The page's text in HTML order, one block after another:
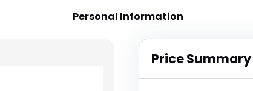
Personal Information
Price Summary